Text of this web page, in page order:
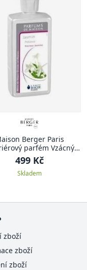
Berger Paris
parfém Vzácný
jasmín
499 Kč
Skladem
zboží
zboží
zboží